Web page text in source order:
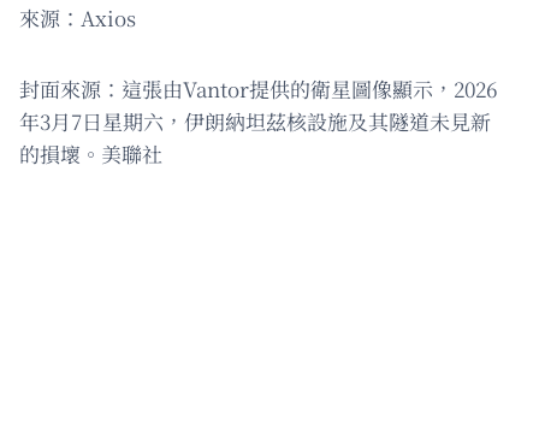
來源：Axios
封面來源：這張由Vantor提供的衛星圖像顯示，2026
年3月7日星期六，伊朗納坦茲核設施及其隧道未見新
的損壞。美聯社